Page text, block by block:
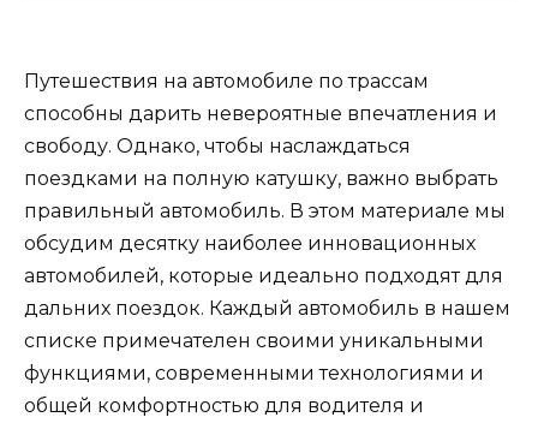
Путешествия на автомобиле по трассам
способны дарить невероятные впечатления и
свободу. Однако, чтобы наслаждаться
поездками на полную катушку, важно выбрать
правильный автомобиль. В этом материале мы
обсудим десятку наиболее инновационных
автомобилей, которые идеально подходят для
дальних поездок. Каждый автомобиль в нашем
списке примечателен своими уникальными
функциями, современными технологиями и
общей комфортностью для водителя и